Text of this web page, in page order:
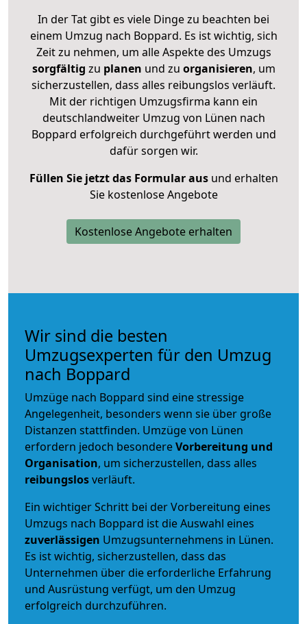
In der Tat gibt es viele Dinge zu beachten bei
einem Umzug nach Boppard. Es ist wichtig, sich
Zeit zu nehmen, um alle Aspekte des Umzugs
sorgfältig zu planen und zu organisieren, um
sicherzustellen, dass alles reibungslos verläuft.
Mit der richtigen Umzugsfirma kann ein
deutschlandweiter Umzug von Lünen nach
Boppard erfolgreich durchgeführt werden und
dafür sorgen wir.
Füllen Sie jetzt das Formular ausund erhalten
Sie kostenlose Angebote
Kostenlose Angebote erhalten
Wir sind die besten
Umzugsexperten für den Umzug
nach Boppard
Umzüge nach Boppard sind eine stressige
Angelegenheit, besonders wenn sie über große
Distanzen stattfinden. Umzüge von Lünen
erfordern jedoch besondereVorbereitung und
Organisation, um sicherzustellen, dass alles
reibungslosverläuft.
Ein wichtiger Schritt bei der Vorbereitung eines
Umzugs nach Boppard ist die Auswahl eines
zuverlässigen Umzugsunternehmens in Lünen.
Es ist wichtig, sicherzustellen, dass das
Unternehmen über die erforderliche Erfahrung
und Ausrüstung verfügt, um den Umzug
erfolgreich durchzuführen.